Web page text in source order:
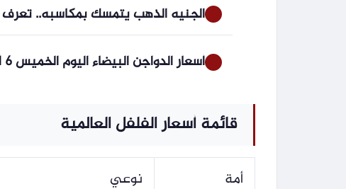
الجنيه الذهب يتمسك بمكاسبه.. تعرف
أسعار الدواجن البيضاء اليوم الخميس 6 أغسطس 2026.. بكام الوراك والبانية؟
قائمة أسعار الفلفل العالمية
أمة نوعي